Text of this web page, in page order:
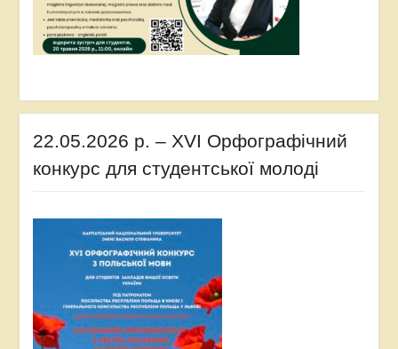
22.05.2026 р. – XVI Орфографічний
конкурс для студентської молоді